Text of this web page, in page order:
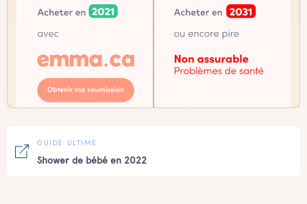
GUIDE ULTIME
Shower de bébé en 2022